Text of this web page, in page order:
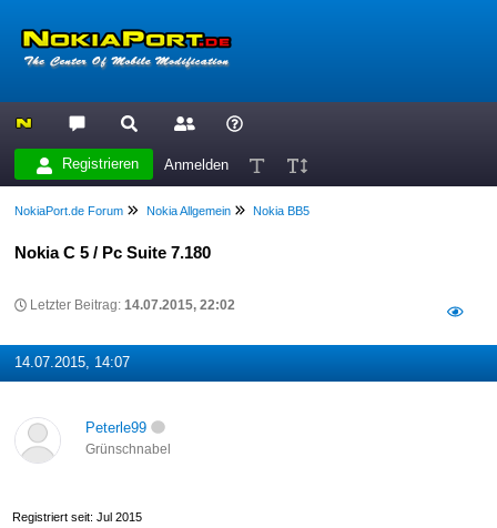
Registrieren Anmelden
NokiaPort.de Forum Nokia Allgemein Nokia BB5
Nokia C 5 / Pc Suite 7.180
Letzter Beitrag: 14.07.2015, 22:02
14.07.2015, 14:07
Peterle99
Grünschnabel
Registriert seit: Jul 2015